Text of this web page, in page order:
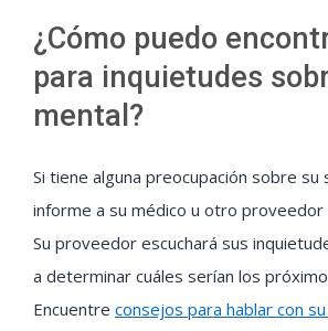
¿Cómo puedo
para inquietudes
mental?
Si tiene alguna preocupación sobre su
informe a su médico u otro proveedor
Su proveedor escuchará sus
a determinar cuáles serían los
Encuentre consejos para hablar con